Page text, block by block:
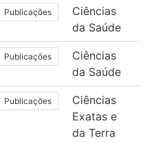
Publicações
Ciências
da Saúde
Publicações
Ciências
da Saúde
Publicações
Ciências
Exatas e
da Terra